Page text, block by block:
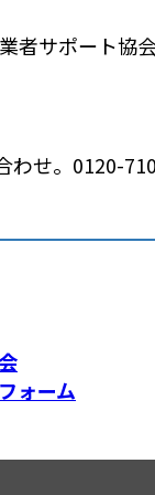
者サポート協
せ。 0120-
ォーム